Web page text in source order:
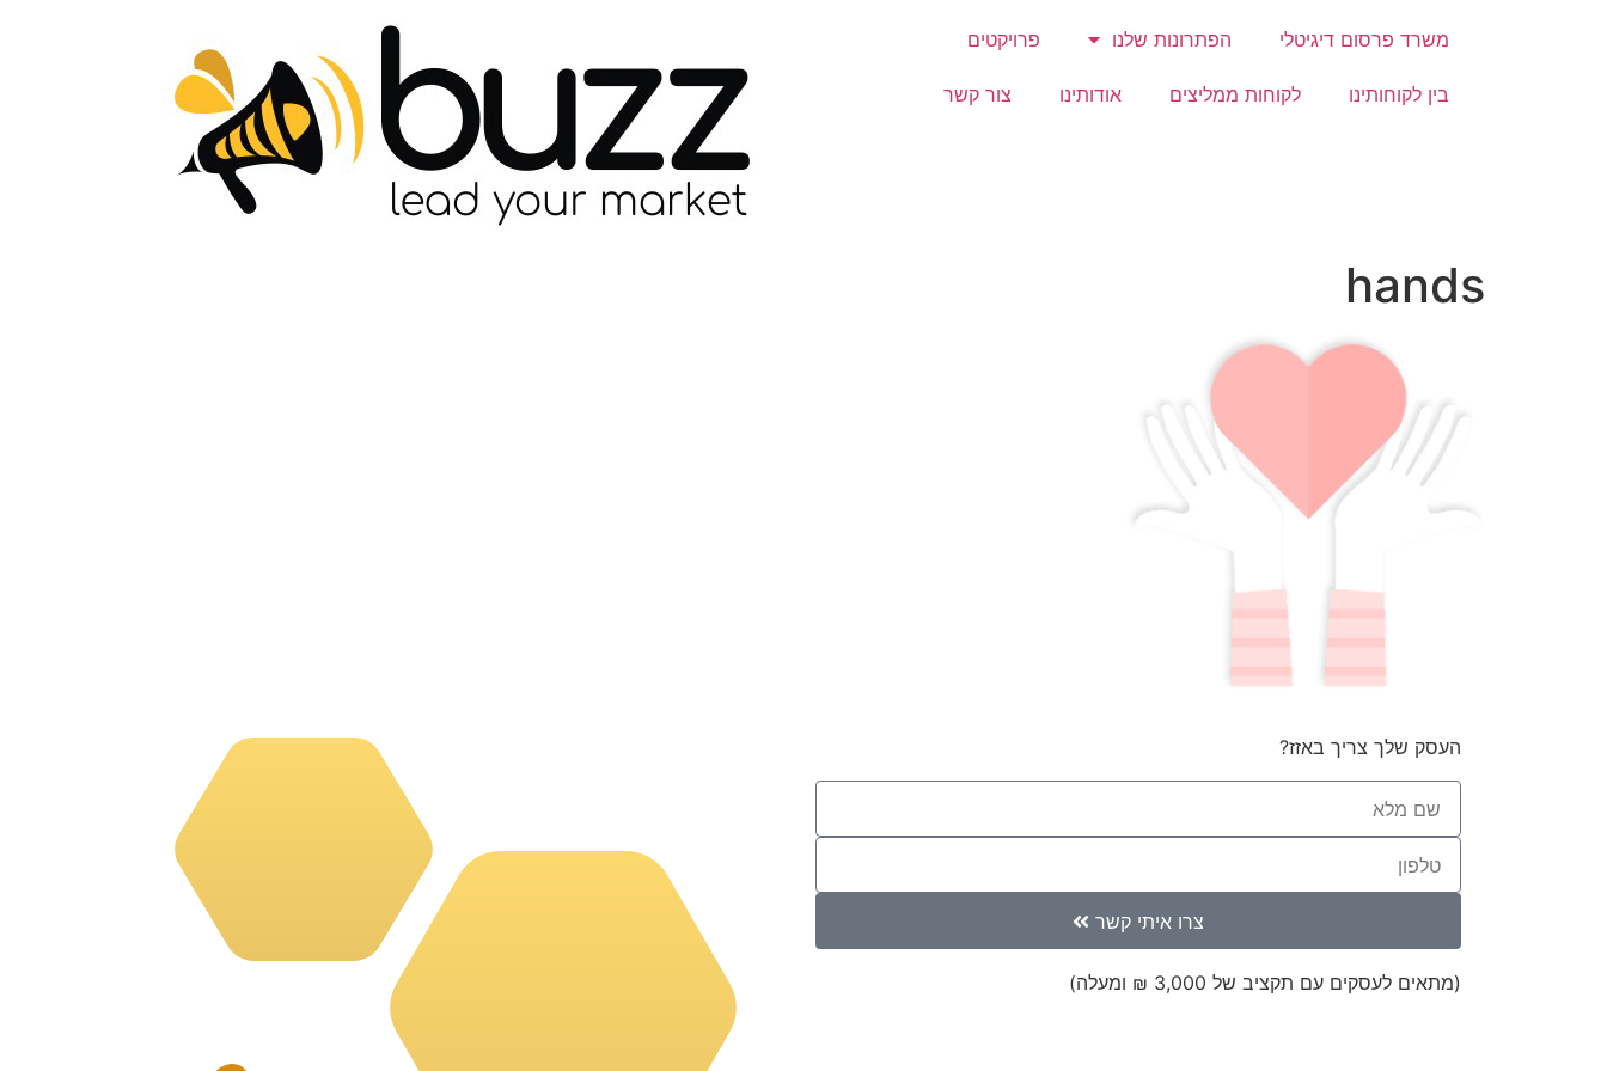
משרד פרסום דיגיטלי הפתרונות שלנו פרויקטים
בין לקוחותינו לקוחות ממליצים אודותינו צור קשר
hands
העסק שלך צריך באזז?
צרו איתי קשר
(מתאים לעסקים עם תקציב של 3,000 ₪ ומעלה)